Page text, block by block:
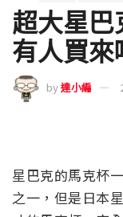
超大星
有人買來
by達小編
星巴克的馬克杯
之一，但是日本